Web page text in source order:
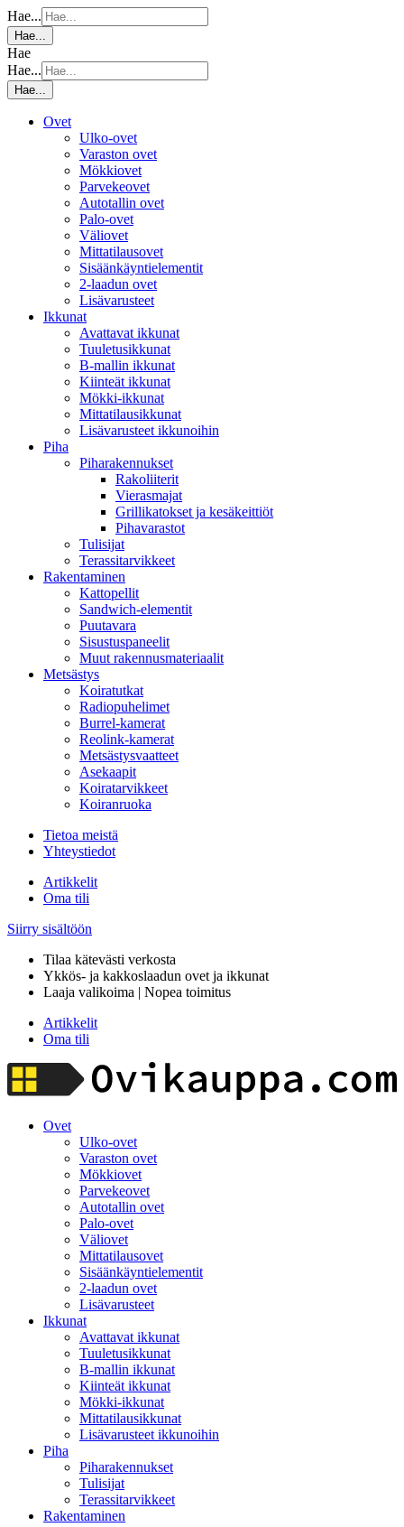
Hae...
Hae...
Hae
Hae...
Hae...
Ovet
Ulko-ovet
Varaston ovet
Mökkiovet
Parvekeovet
Autotallin ovet
Palo-ovet
Väliovet
Mittatilausovet
Sisäänkäyntielementit
2-laadun ovet
Lisävarusteet
Ikkunat
Avattavat ikkunat
Tuuletusikkunat
B-mallin ikkunat
Kiinteät ikkunat
Mökki-ikkunat
Mittatilausikkunat
Lisävarusteet ikkunoihin
Piha
Piharakennukset
Rakoliiterit
Vierasmajat
Grillikatokset ja kesäkeittiöt
Pihavarastot
Tulisijat
Terassitarvikkeet
Rakentaminen
Kattopellit
Sandwich-elementit
Puutavara
Sisustuspaneelit
Muut rakennusmateriaalit
Metsästys
Koiratutkat
Radiopuhelimet
Burrel-kamerat
Reolink-kamerat
Metsästysvaatteet
Asekaapit
Koiratarvikkeet
Koiranruoka
Tietoa meistä
Yhteystiedot
Artikkelit
Oma tili
Siirry sisältöön
Tilaa kätevästi verkosta
Ykkös- ja kakkoslaadun ovet ja ikkunat
Laaja valikoima | Nopea toimitus
Artikkelit
Oma tili
Ovet
Ulko-ovet
Varaston ovet
Mökkiovet
Parvekeovet
Autotallin ovet
Palo-ovet
Väliovet
Mittatilausovet
Sisäänkäyntielementit
2-laadun ovet
Lisävarusteet
Ikkunat
Avattavat ikkunat
Tuuletusikkunat
B-mallin ikkunat
Kiinteät ikkunat
Mökki-ikkunat
Mittatilausikkunat
Lisävarusteet ikkunoihin
Piha
Piharakennukset
Tulisijat
Terassitarvikkeet
Rakentaminen